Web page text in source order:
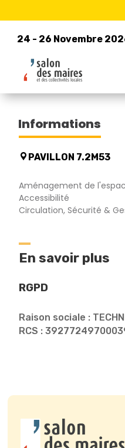
24 - 26 Novembre
24 - 26 Novembre
Retour à la liste des
TECHNI-
Informations
PAVILLON 7.2M53
Aménagement de
Accessibilité
Circulation, Sécurité &
En savoir plus
RGPD
Raison sociale :
RCS :